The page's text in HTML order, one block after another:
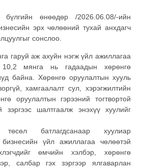
өнөөдөр /2026.06.08/-ийн
эрх чөлөөний тухай анхдагч
сонслоо.
гаруй аж ахуйн нэгж үйл ажиллагаа
10,2 мянга нь гадаадын хөрөнгө
байна. Хөрөнгө оруулалтын хууль
хамгаалалт сул, хэрэгжилтийн
оруулалтын гэрээний тогтвортой
зэргээс шалтгаалж энэхүү хуулийг
батлагдсанаар хуулиар
үйл ажиллагаа чөлөөтэй
өмчийн хэлбэр, хөрөнгө
салбар гэх зэргээр ялгаварлан